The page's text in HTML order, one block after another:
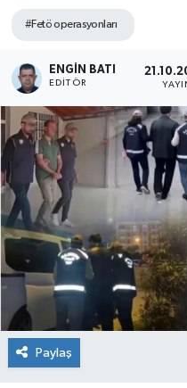
#Fetö operasyonları
ENGIN BATI
EDITÖR
Paylaş